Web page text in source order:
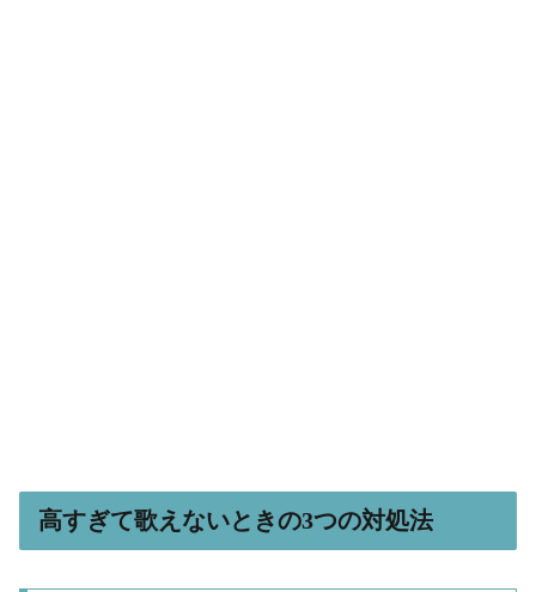
高すぎて歌えないときの3つの対処法